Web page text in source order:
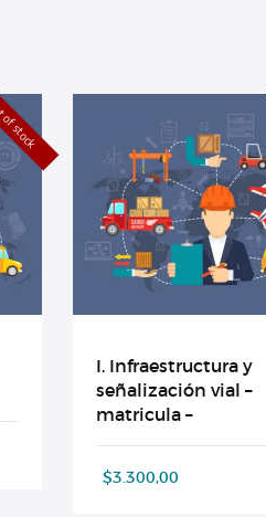
stock
I. Infraestructura y
señalización vial –
matricula –
$3.300,00